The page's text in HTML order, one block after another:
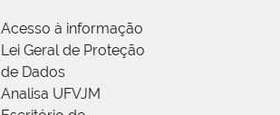
Acesso à informação
Lei Geral de Proteção
de Dados
Analisa UFVJM